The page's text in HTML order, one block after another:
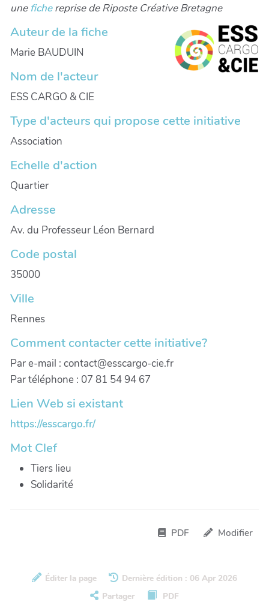
une fichereprise de Riposte Créative Bretagne
Auteur de la fiche
Marie BAUDUIN
Nom de l'acteur
ESS CARGO & CIE
Type d'acteurs qui propose cette initiative
Association
Echelle d'action
Quartier
Adresse
Av. du Professeur Léon Bernard
Code postal
35000
Ville
Rennes
Comment contacter cette initiative?
Par e-mail : contact@esscargo-cie.fr
Par téléphone : 07 81 54 94 67
Lien Web si existant
https://esscargo.fr/
Mot Clef
Tiers lieu
Solidarité
PDF Modifier
Éditer la page
Dernière édition : 06 Apr 2026
Partager
PDF